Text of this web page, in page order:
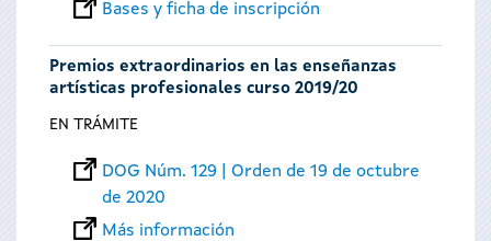
Bases y ficha de inscripción
Premios extraordinarios en las enseñanzas
artísticas profesionales curso 2019/20
EN TRÁMITE
DOG Núm. 129 | Orden de 19 de octubre
de 2020
Más información